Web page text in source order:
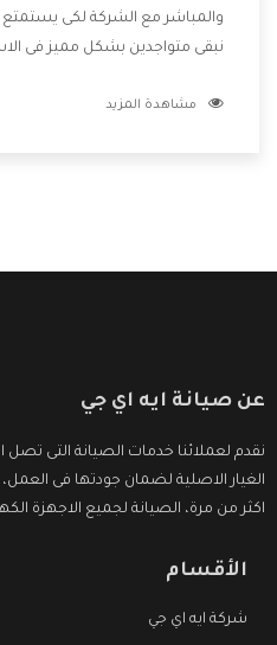
والمباشر مع الشركة لكى يستمتع
نبقى متواجدين بشكل مميز فى
الشركة بها والتى تكون منها خدمة
مشاهدة المزيد
عن صيانة ايه اي جي
نقدم لعملائنا خدمات الصيانة التى
الغيار الاصلية لضمان جودتها فى
اكثر من مرة، الصيانة لجميع الاجهزة
الأقسام
شركة ايه اي جي